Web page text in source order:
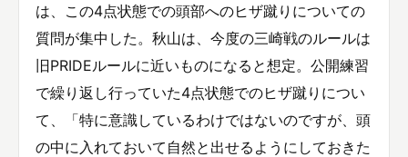
は、この4点状態での頭部へのヒザ蹴りについての
質問が集中した。秋山は、今度の三崎戦のルールは
旧PRIDEルールに近いものになると想定。公開練習
で繰り返し行っていた4点状態でのヒザ蹴りについ
て、「特に意識しているわけではないのですが、頭
の中に入れておいて自然と出せるようにしておきた